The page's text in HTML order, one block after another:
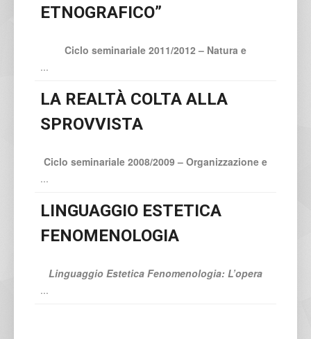
ETNOGRAFICO”
Ciclo seminariale 2011/2012 – Natura e
...
LA REALTÀ COLTA ALLA
SPROVVISTA
Ciclo seminariale 2008/2009 – Organizzazione e
...
LINGUAGGIO ESTETICA
FENOMENOLOGIA
Linguaggio Estetica Fenomenologia: L’opera
...